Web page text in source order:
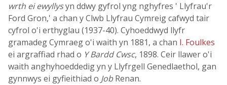
wrth ei ewyllysyn ddwy gyfrol yng nghyfres ' Llyfrau'r
Ford Gron,' a chan y Clwb Llyfrau Cymreig cafwyd tair
cyfrol o'i erthyglau (1937-40). Cyhoeddwyd llyfr
gramadeg Cymraeg o'i waith yn 1881, a chan I. Foulkes
ei argraffiad rhad o Y Bardd Cwsc, 1898. Ceir llawer o'i
waith anghyhoeddedig yn y Llyfrgell Genedlaethol, gan
gynnwys ei gyfieithiad o JobRenan.